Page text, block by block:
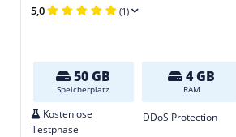
5,0 (1)
50 GB
Speicherplatz
4 GB
RAM
Kostenlose
Testphase
DDoS Protection